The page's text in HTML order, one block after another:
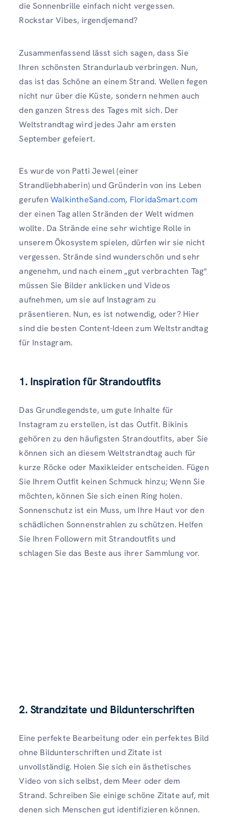
die Sonnenbrille einfach nicht vergessen.
Rockstar Vibes, irgendjemand?
Zusammenfassend lässt sich sagen, dass Sie
Ihren schönsten Strandurlaub verbringen. Nun,
das ist das Schöne an einem Strand. Wellen fegen
nicht nur über die Küste, sondern nehmen auch
den ganzen Stress des Tages mit sich. Der
Weltstrandtag wird jedes Jahr am ersten
September gefeiert.
Es wurde von Patti Jewel (einer
Strandliebhaberin) und Gründerin von ins Leben
gerufen WalkintheSand.com, FloridaSmart.com
der einen Tag allen Stränden der Welt widmen
wollte. Da Strände eine sehr wichtige Rolle in
unserem Ökosystem spielen, dürfen wir sie nicht
vergessen. Strände sind wunderschön und sehr
angenehm, und nach einem „gut verbrachten Tag“
müssen Sie Bilder anklicken und Videos
aufnehmen, um sie auf Instagram zu
präsentieren. Nun, es ist notwendig, oder? Hier
sind die besten Content-Ideen zum Weltstrandtag
für Instagram.
1. Inspiration für Strandoutfits
Das Grundlegendste, um gute Inhalte für
Instagram zu erstellen, ist das Outfit. Bikinis
gehören zu den häufigsten Strandoutfits, aber Sie
können sich an diesem Weltstrandtag auch für
kurze Röcke oder Maxikleider entscheiden. Fügen
Sie Ihrem Outfit keinen Schmuck hinzu; Wenn Sie
möchten, können Sie sich einen Ring holen.
Sonnenschutz ist ein Muss, um Ihre Haut vor den
schädlichen Sonnenstrahlen zu schützen. Helfen
Sie Ihren Followern mit Strandoutfits und
schlagen Sie das Beste aus ihrer Sammlung vor.
2. Strandzitate und Bildunterschriften
Eine perfekte Bearbeitung oder ein perfektes Bild
ohne Bildunterschriften und Zitate ist
unvollständig. Holen Sie sich ein ästhetisches
Video von sich selbst, dem Meer oder dem
Strand. Schreiben Sie einige schöne Zitate auf, mit
denen sich Menschen gut identifizieren können.